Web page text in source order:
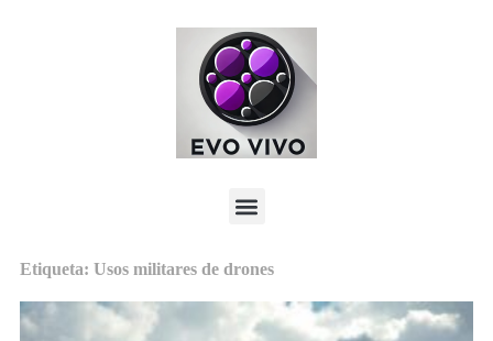
Etiqueta: Usos militares de drones